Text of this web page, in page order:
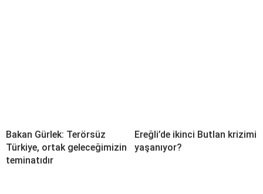
Bakan Gürlek: Terörsüz
Türkiye, ortak geleceğimizin
teminatıdır
Ereğli’de ikinci Butlan krizimi
yaşanıyor?